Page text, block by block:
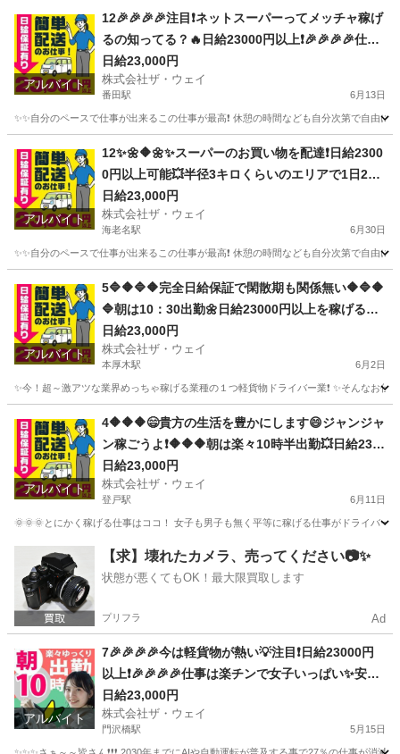
アルバイト
12🎉🎉🎉🎉注目❗️ネットスーパーってメッチャ稼げ
るの知ってる？🔥日給23000円以上❗️🎉🎉🎉🎉仕事
は楽チンで女子いっぱい✨安定収入😄完全週休2日
制だよ💗
日給23,000円
株式会社ザ・ウェイ
番田駅 6月13日
✨✨自分のペースで仕事が出来るこの仕事が最高❗️ 休憩の時間なども自分次第で自由
番田駅 ネットスーパー
アルバイト
12✨🌼🔶🌼✨スーパーのお買い物を配達❗️日給2300
0円以上可能💥半径3キロくらいのエリアで1日25
件前後配るだけ❗️💛
日給23,000円
株式会社ザ・ウェイ
海老名駅 6月30日
✨✨自分のペースで仕事が出来るこの仕事が最高❗️ 休憩の時間なども自分次第で自由
海老名駅 配送 ネットスーパー
アルバイト
5🔷🔶🔷🔶完全日給保証で閑散期も関係無い🔶🔷🔶
🔷朝は10：30出勤🌼日給23000円以上を稼げる💯
楽しく仕事したい人～大集合🎵軽貨物ドライバー
🌸
日給23,000円
株式会社ザ・ウェイ
本厚木駅 6月2日
✨今！超～激アツな業界めっちゃ稼げる業種の１つ軽貨物ドライバー業❗️ ✨そんなお
本厚木駅 ドライバー ネットスーパー
アルバイト
4🔶🔶🔶😄貴方の生活を豊かにします😄ジャンジャ
ン稼ごうよ❗️🔶🔶🔶朝は楽々10時半出勤💥日給230
00円以上❗️事業拡大につき大量募集❗️❗️❗️
日給23,000円
株式会社ザ・ウェイ
登戸駅 6月11日
🌞🌞🌞とにかく稼げる仕事はココ！ 女子も男子も無く平等に稼げる仕事がドライバ
登戸駅 ドライバー ネットスーパー
【求】壊れたカメラ、売ってください📷✨
状態が悪くてもOK！最大限買取します
プリフラ Ad
アルバイト
7🎉🎉🎉🎉今は軽貨物が熱い💡注目❗️日給23000円
以上❗️🎉🎉🎉🎉仕事は楽チンで女子いっぱい✨安定
収入😄完全週休2日制だよ💗
日給23,000円
株式会社ザ・ウェイ
門沢橋駅 5月15日